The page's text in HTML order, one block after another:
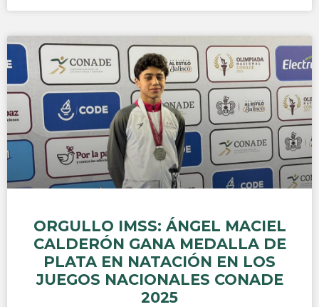
ORGULLO IMSS: ÁNGEL MACIEL
CALDERÓN GANA MEDALLA DE
PLATA EN NATACIÓN EN LOS
JUEGOS NACIONALES CONADE
2025